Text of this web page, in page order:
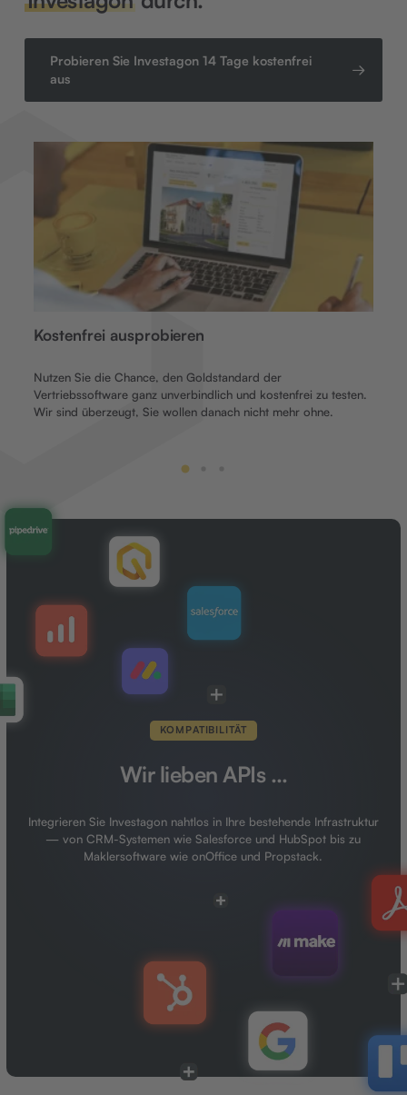
Probieren Sie Investagon 14 Tage kostenfrei
aus
Kostenfrei ausprobieren
Nutzen Sie die Chance, den Goldstandard der
Vertriebssoftware ganz unverbindlich und kostenfrei zu testen.
Wir sind überzeugt, Sie wollen danach nicht mehr ohne.
KOMPATIBILITÄT
Wir lieben APIs …
Integrieren Sie Investagon nahtlos in Ihre bestehende Infrastruktur
— von CRM-Systemen wie Salesforce und HubSpot bis zu
Maklersoftware wie onOffice und Propstack.